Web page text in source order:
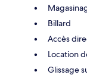
Billard
Accès
Location
Glissage